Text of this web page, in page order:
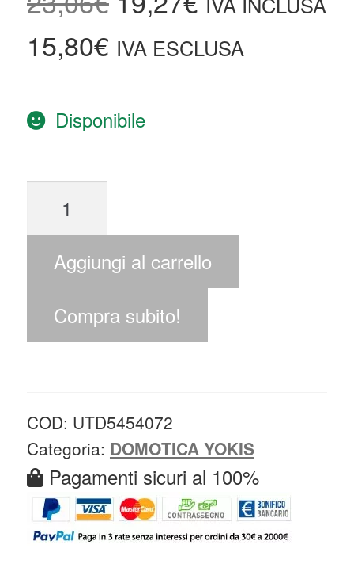
15,80€ IVA ESCLUSA
Disponibile
Aggiungi al carrello
Compra subito!
COD: UTD5454072
Categoria: DOMOTICA YOKIS
Pagamenti sicuri al 100%